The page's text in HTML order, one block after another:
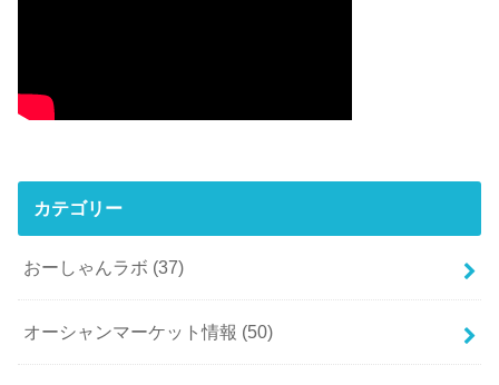
カテゴリー
おーしゃんラボ (37)
オーシャンマーケット情報 (50)